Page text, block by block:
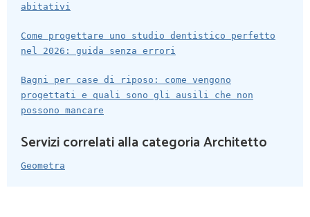
abitativi
Come progettare uno studio dentistico perfetto
nel 2026: guida senza errori
Bagni per case di riposo: come vengono
progettati e quali sono gli ausili che non
possono mancare
Servizi correlati alla categoria Architetto
Geometra